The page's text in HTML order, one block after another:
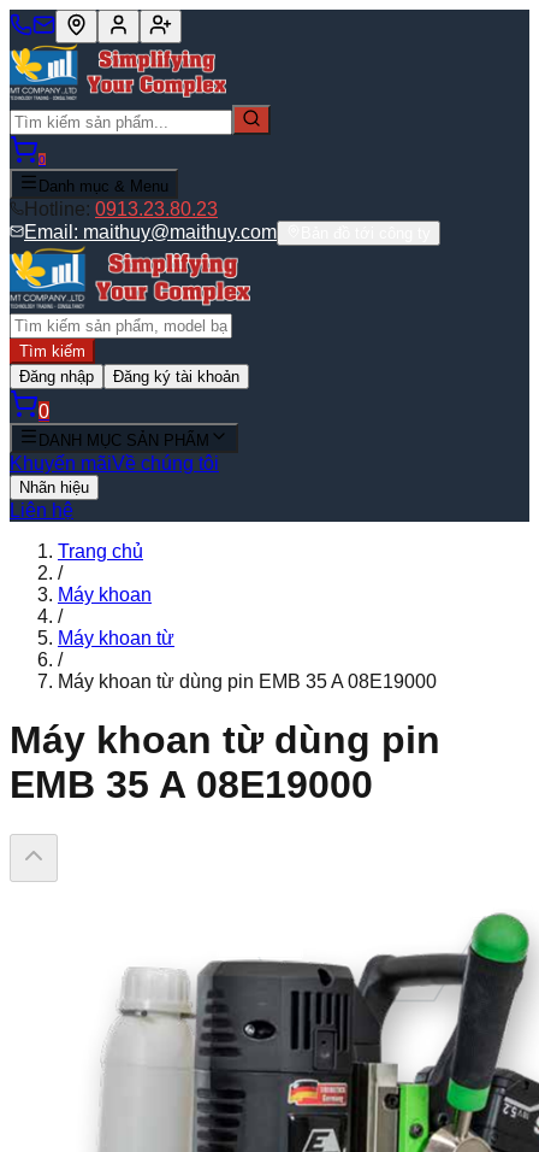
0
Danh mục & Menu
Hotline: 0913.23.80.23
Email: maithuy@maithuy.com
Tìm kiếm
Đăng nhập
Đăng ký tài khoản
0
DANH MỤC SẢN PHẨM
Khuyến mãiVề chúng tôi
Nhãn hiệu
Liên hệ
Trang chủ
/
Máy khoan
/
Máy khoan từ
/
Máy khoan từ dùng pin EMB 35 A 08E19000
Máy khoan từ dùng pin
EMB 35 A 08E19000